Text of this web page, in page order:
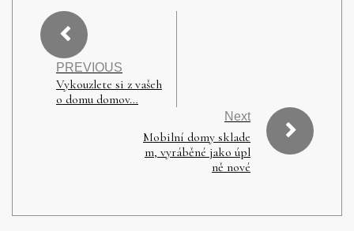
PREVIOUS
Vykouzlete si z vašeh
o domu domov…
Next
Mobilní domy sklade
m, vyráběné jako úpl
ně nové